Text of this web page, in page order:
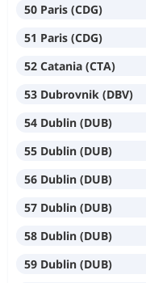
50 Paris (CDG)
51 Paris (CDG)
52 Catania (CTA)
53 Dubrovnik (DBV)
54 Dublin (DUB)
55 Dublin (DUB)
56 Dublin (DUB)
57 Dublin (DUB)
58 Dublin (DUB)
59 Dublin (DUB)